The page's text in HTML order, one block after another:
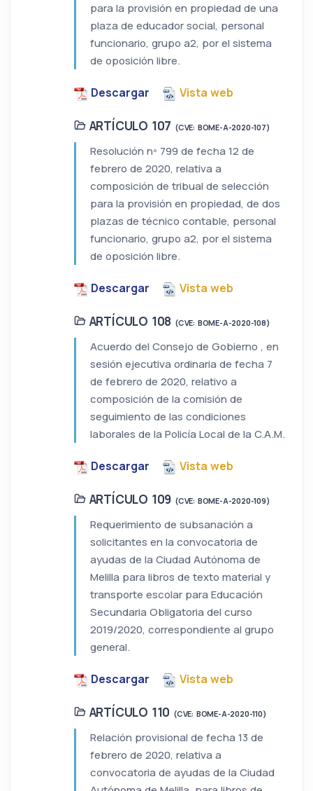
para la provisión en propiedad de una
plaza de educador social, personal
funcionario, grupo a2, por el sistema
de oposición libre.
Descargar Vista web
ARTÍCULO 107 (CVE: BOME-A-2020-107)
Resolución nº 799 de fecha 12 de
febrero de 2020, relativa a
composición de tribual de selección
para la provisión en propiedad, de dos
plazas de técnico contable, personal
funcionario, grupo a2, por el sistema
de oposición libre.
Descargar Vista web
ARTÍCULO 108 (CVE: BOME-A-2020-108)
Acuerdo del Consejo de Gobierno , en
sesión ejecutiva ordinaria de fecha 7
de febrero de 2020, relativo a
composición de la comisión de
seguimiento de las condiciones
laborales de la Policía Local de la C.A.M.
Descargar Vista web
ARTÍCULO 109 (CVE: BOME-A-2020-109)
Requerimiento de subsanación a
solicitantes en la convocatoria de
ayudas de la Ciudad Autónoma de
Melilla para libros de texto material y
transporte escolar para Educación
Secundaria Obligatoria del curso
2019/2020, correspondiente al grupo
general.
Descargar Vista web
ARTÍCULO 110 (CVE: BOME-A-2020-110)
Relación provisional de fecha 13 de
febrero de 2020, relativa a
convocatoria de ayudas de la Ciudad